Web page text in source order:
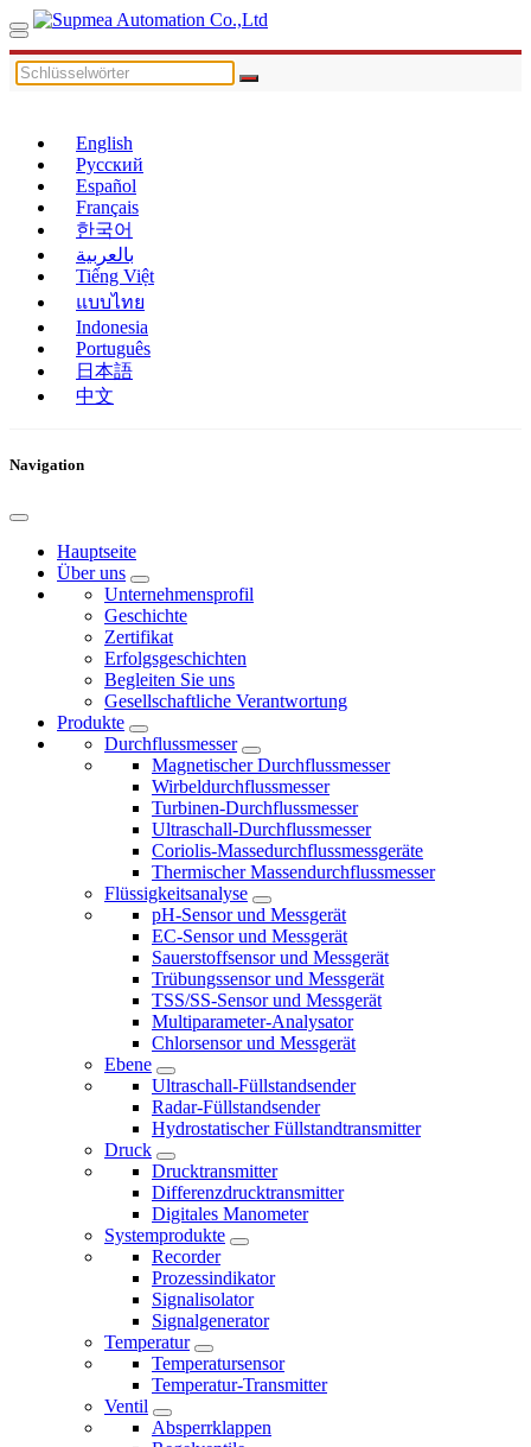
English
Русский
Español
Français
한국어
بالعربية
Tiếng Việt
แบบไทย
Indonesia
Português
日本語
中文
Navigation
Hauptseite
Über uns
Unternehmensprofil
Geschichte
Zertifikat
Erfolgsgeschichten
Begleiten Sie uns
Gesellschaftliche Verantwortung
Produkte
Durchflussmesser
Magnetischer Durchflussmesser
Wirbeldurchflussmesser
Turbinen-Durchflussmesser
Ultraschall-Durchflussmesser
Coriolis-Massedurchflussmessgeräte
Thermischer Massendurchflussmesser
Flüssigkeitsanalyse
pH-Sensor und Messgerät
EC-Sensor und Messgerät
Sauerstoffsensor und Messgerät
Trübungssensor und Messgerät
TSS/SS-Sensor und Messgerät
Multiparameter-Analysator
Chlorsensor und Messgerät
Ebene
Ultraschall-Füllstandsender
Radar-Füllstandsender
Hydrostatischer Füllstandtransmitter
Druck
Drucktransmitter
Differenzdrucktransmitter
Digitales Manometer
Systemprodukte
Recorder
Prozessindikator
Signalisolator
Signalgenerator
Temperatur
Temperatursensor
Temperatur-Transmitter
Ventil
Absperrklappen